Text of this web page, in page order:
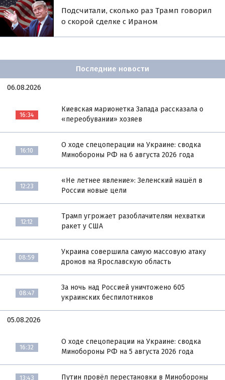
Подсчитали, сколько раз Трамп говорил
о скорой сделке с Ираном
Последние новости
06.08.2026
16:34
Киевская марионетка Запада рассказала о
«переобувании» хозяев
16:10
О ходе спецоперации на Украине: сводка
Минобороны РФ на 6 августа 2026 года
12:23
«Не летнее явление»: Зеленский нашёл в
России новые цели
12:12
Трамп угрожает разоблачителям нехватки
ракет у США
08:59
Украина совершила самую массовую атаку
дронов на Ярославскую область
08:47
За ночь над Россией уничтожено 605
украинских беспилотников
05.08.2026
16:32
О ходе спецоперации на Украине: сводка
Минобороны РФ на 5 августа 2026 года
13:43 Путин провёл перестановки в Минобороны